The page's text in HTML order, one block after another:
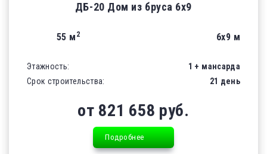
ДБ-20 Дом из бруса 6х9
55 м 2 6х9 м
Этажность:
1 + мансарда
Срок строительства:
21 день
от 821 658 руб.
Подробнее